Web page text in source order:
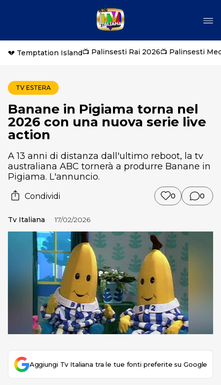
💔 Temptation Island📺 Palinsesti Rai 2026📺 Palinsesti
TV ESTERA
Banane in Pigiama torna nel
2026 con una nuova serie live
action
A 13 anni di distanza dall'ultimo reboot, la tv
australiana ABC tornerà a produrre Banane in
Pigiama. L'annuncio.
Condividi 0 0
Tv Italiana 17/02/2026
Aggiungi Tv Italiana tra le tue fonti preferite su Google